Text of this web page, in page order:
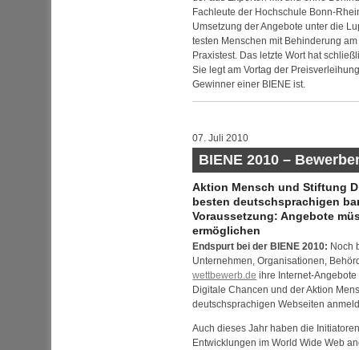
Fachleute der Hochschule Bonn-
Umsetzung der Angebote unter die
testen Menschen mit Behinderung
Praxistest. Das letzte Wort hat
Sie legt am Vortag der
Gewinner einer BIENE ist.
07. Juli 2010
BIENE 2010 –
Aktion Mensch und Stiftung
besten deutschsprachigen
Voraussetzung: Angebote
ermöglichen
Endspurt bei der BIENE 2010: Noch
Unternehmen, Organisationen,
wettbewerb.de ihre Internet-
Digitale Chancen und der Aktion
deutschsprachigenWebseiten
Auch dieses Jahr haben die
Entwicklungen imWorld Wide Web